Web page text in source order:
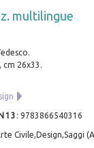
multilingue
cm 26x33.
:9783866540316
Civile,Design,Saggi